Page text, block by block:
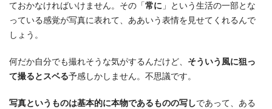
ておかなければいけません。その「常に 」という生活の一部とな
っている感覚が写真に表れて、ああいう表情を見せてくれるんで
しょう。
何だか自分でも撮れそうな気がするんだけど、 そういう風に狙っ
て撮るとスベる予感しかしません。不思議です。
写真というものは基本的に本物であるものの写しであって、ある